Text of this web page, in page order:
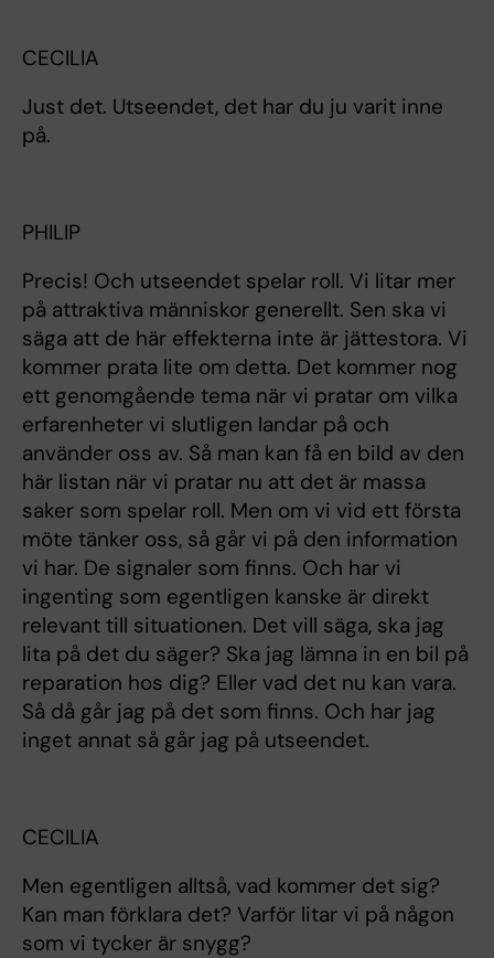
CECILIA
Just det. Utseendet, det har du ju varit inne
på.
PHILIP
Precis! Och utseendet spelar roll. Vi litar mer
på attraktiva människor generellt. Sen ska vi
säga att de här effekterna inte är jättestora. Vi
kommer prata lite om detta. Det kommer nog
ett genomgående tema när vi pratar om vilka
erfarenheter vi slutligen landar på och
använder oss av. Så man kan få en bild av den
här listan när vi pratar nu att det är massa
saker som spelar roll. Men om vi vid ett första
möte tänker oss, så går vi på den information
vi har. De signaler som finns. Och har vi
ingenting som egentligen kanske är direkt
relevant till situationen. Det vill säga, ska jag
lita på det du säger? Ska jag lämna in en bil på
reparation hos dig? Eller vad det nu kan vara.
Så då går jag på det som finns. Och har jag
inget annat så går jag på utseendet.
CECILIA
Men egentligen alltså, vad kommer det sig?
Kan man förklara det? Varför litar vi på någon
som vi tycker är snygg?